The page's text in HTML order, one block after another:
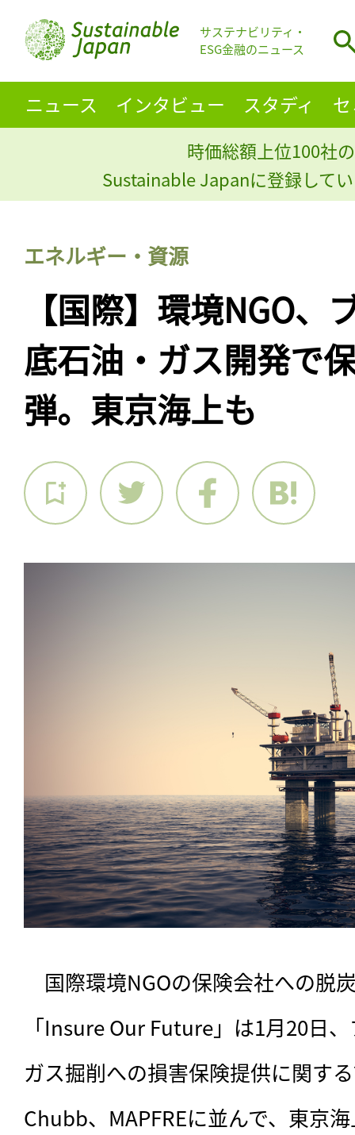
サステナビリティ・
ESG金融のニュース
ニュース インタビュー スタディ
時価総額上位100社
Sustainable Japanに登録して
エネルギー・資源
【国際】環境NGO、
底石油・ガス開発で
弾。東京海上も
国際環境NGOの保険会社への脱
「Insure Our Future」は1月20日
ガス掘削への損害保険提供に関す
Chubb、MAPFREに並んで、東京